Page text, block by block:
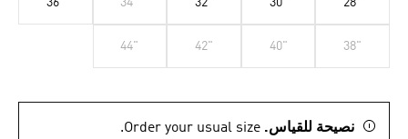
28"
30"
32"
34"
36"
38"
40"
42"
44"
نصيحة للقياس. Order your usual size.